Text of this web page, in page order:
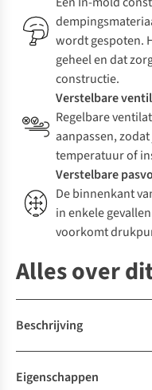
wordt gespoten.
geheel en dat
constructie.
Verstelbare
Regelbare
aanpassen,
temperatuur of
Verstelbare
De binnenkant
in enkele
voorkomt
Alles over
Beschrijving
Eigenschappen